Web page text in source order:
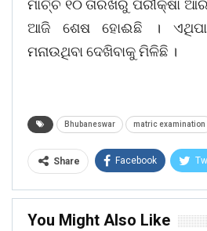
ମାର୍ଚ୍ଚ ୧୦ ତାରିଖରୁ ପରୀକ୍ଷା
ଆଜି ଶେଷ ହୋଈଛି । ଏଥିପାଇଁ
ମନାଉଥିବା ଦେଖିବାକୁ ମିଳିଛି ।
Bhubaneswar matric examination
Share Facebook
You Might Also Like